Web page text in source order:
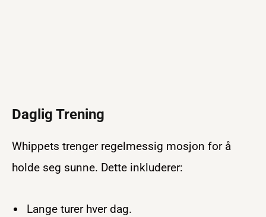
Daglig Trening
Whippets trenger regelmessig mosjon for å
holde seg sunne. Dette inkluderer:
Lange turer hver dag.